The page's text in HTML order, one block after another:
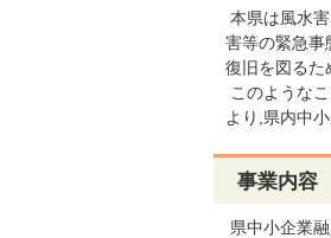
本県は風水
害等の緊急事
復旧を図るた
このような
より,県内中
事業内容
県中小企業